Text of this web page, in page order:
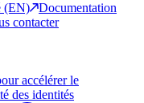
(EN)
Documentation
contacter
accélérer le
des identités